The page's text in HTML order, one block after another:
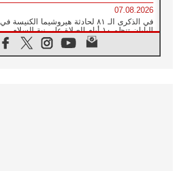
07.08.2026
في الذكرى الـ ٨١ لحادثة هيروشيما الكنيسة في
اليابان تنظم ١٠ أيام للصلاة على نية السلام
الكنيسة في الأوروغواي: زيارة البابا ستعزز